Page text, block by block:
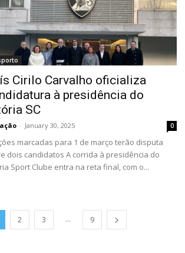
Cirilo Carvalho oficializa
à presidência do
SC
- January 30, 2025 0
marcadas para 1 de março terão disputa
dois candidatos A corrida à presidência do
Sport Clube entra na reta final, com o...
2 3 ... 9